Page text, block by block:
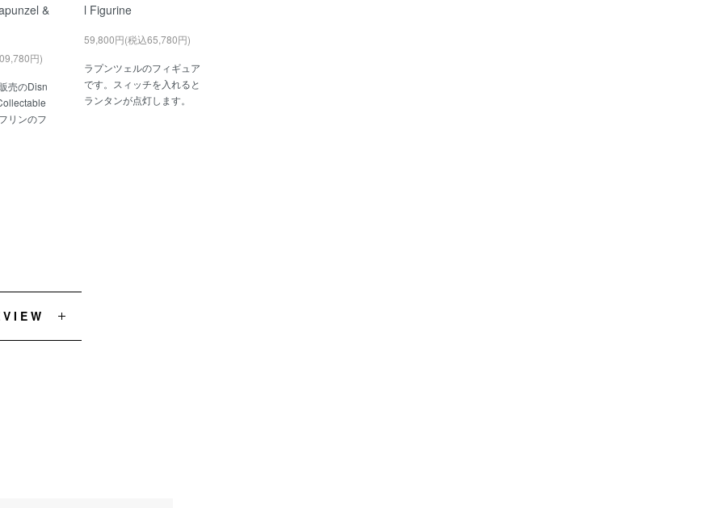
&
円)
売のDisn
リンのフ
l Figurine
59,800円(税込65,780円)
ラプンツェルのフィギュア
です。スィッチを入れると
ランタンが点灯します。